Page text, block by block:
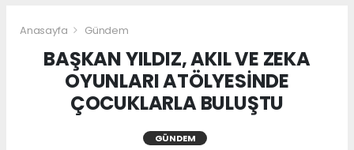
Anasayfa Gündem
BAŞKAN YILDIZ, AKIL VE ZEKA
OYUNLARI ATÖLYESİNDE
ÇOCUKLARLA BULUŞTU
GÜNDEM